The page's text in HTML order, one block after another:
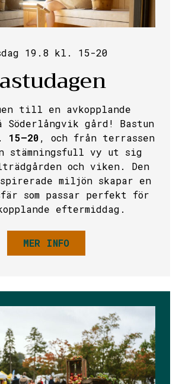
19.8 kl. 15-20
till en avkopplande
Söderlångvik gård! Bastun
15–20, och från terrassen
stämningsfull vy ut sig
och viken. Den
miljön skapar en
som passar perfekt för
eftermiddag.
MER INFO